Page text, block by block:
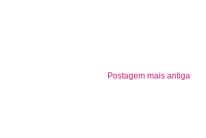
Postagem mais antiga